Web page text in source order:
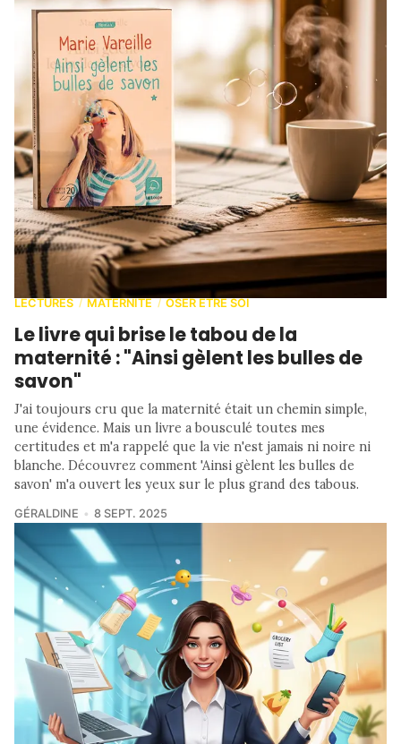
LECTURES / MATERNITÉ / OSER ETRE SOI
Le livre qui brise le tabou de la
maternité : "Ainsi gèlent les bulles de
savon"
J'ai toujours cru que la maternité était un chemin simple,
une évidence. Mais un livre a bousculé toutes mes
certitudes et m'a rappelé que la vie n'est jamais ni noire ni
blanche. Découvrez comment 'Ainsi gèlent les bulles de
savon' m'a ouvert les yeux sur le plus grand des tabous.
GÉRALDINE 8 SEPT. 2025